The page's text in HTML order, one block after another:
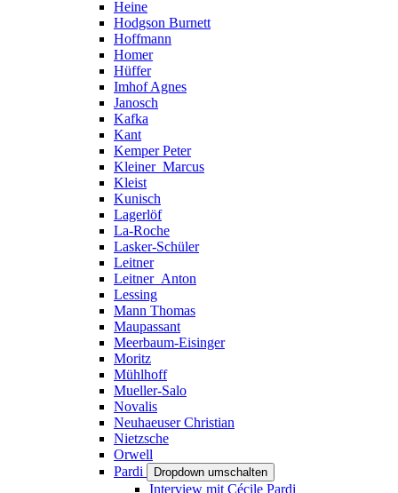
Heine
Hodgson Burnett
Hoffmann
Homer
Hüffer
Imhof Agnes
Janosch
Kafka
Kant
Kemper Peter
Kleiner_Marcus
Kleist
Kunisch
Lagerlöf
La-Roche
Lasker-Schüler
Leitner
Leitner_Anton
Lessing
Mann Thomas
Maupassant
Meerbaum-Eisinger
Moritz
Mühlhoff
Mueller-Salo
Novalis
Neuhaeuser Christian
Nietzsche
Orwell
Pardi
Dropdown umschalten
Interview mit Cécile Pardi